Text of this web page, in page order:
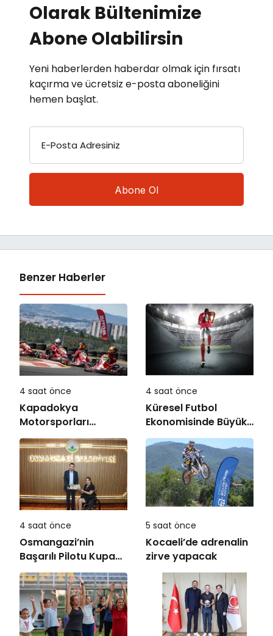
Olarak Bültenimize
Abone Olabilirsin
Yeni haberlerden haberdar olmak için fırsatı
kaçırma ve ücretsiz e-posta aboneliğini
hemen başlat.
E-Posta Adresiniz
Benzer Haberler
4 saat önce
Kapadokya
Motorsporları
Kompleksi Açılıyor
4 saat önce
Küresel Futbol
Ekonomisinde Büyük
Dönüşüm!
4 saat önce
Osmangazi’nin
Başarılı Pilotu Kupayı
Başkan Aydın’la
Paylaştı
5 saat önce
Kocaeli’de adrenalin
zirve yapacak